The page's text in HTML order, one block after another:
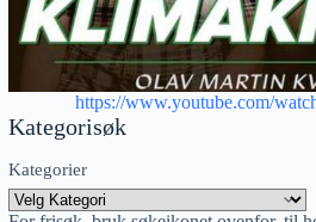
https://www.youtube.com/
Kategorisøk
Kategorier